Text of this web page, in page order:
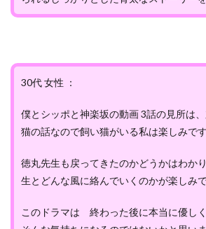
30代 女性 ：
僕とシッポと神楽坂の動画 3話の見所は
猫の話なので飼い猫がいる私は楽しみです
徳丸先生も戻ってきたのかどうかはわか
生とどんな風に絡んでいくのかが楽しみで
このドラマは 終わった後に本当に優し